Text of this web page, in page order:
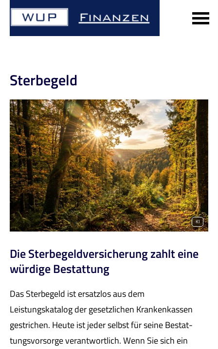
Ster­be­geld
KI
Die Ster­be­geldversicherung zahlt eine
würdige Bestattung
Das Ster­be­geld ist ersatzlos aus dem
Leistungskatalog der gesetzlichen Krankenkassen
gestrichen. Heute ist jeder selbst für seine Be­stat­
tungs­vor­sor­ge verantwortlich. Wenn Sie sich ein